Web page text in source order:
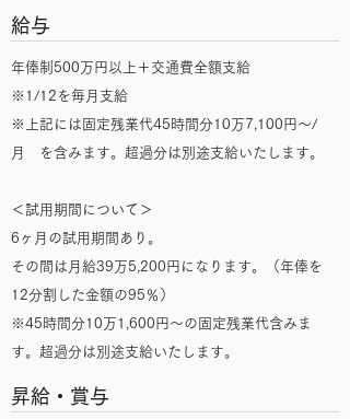
給与
年俸制500万円以上＋交通費全額支給
※1/12を毎月支給
※上記には固定残業代45時間分10万7,100円～/
月 を含みます。超過分は別途支給いたします。
＜試用期間について＞
6ヶ月の試用期間あり。
その間は月給39万5,200円になります。（年俸を
12分割した金額の95％）
※45時間分10万1,600円～の固定残業代含みま
す。超過分は別途支給いたします。
昇給・賞与